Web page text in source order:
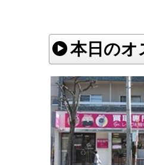
本日のオ